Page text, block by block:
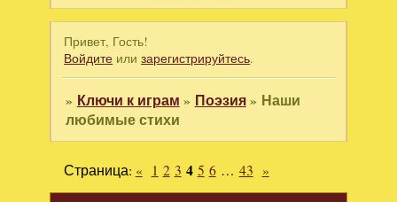
Привет, Гость!
Войдите илизарегистрируйтесь.
» Ключи к играм » Поэзия» Наши
любимые стихи
Страница: « 1 2 3 4 5 6 … 43 »